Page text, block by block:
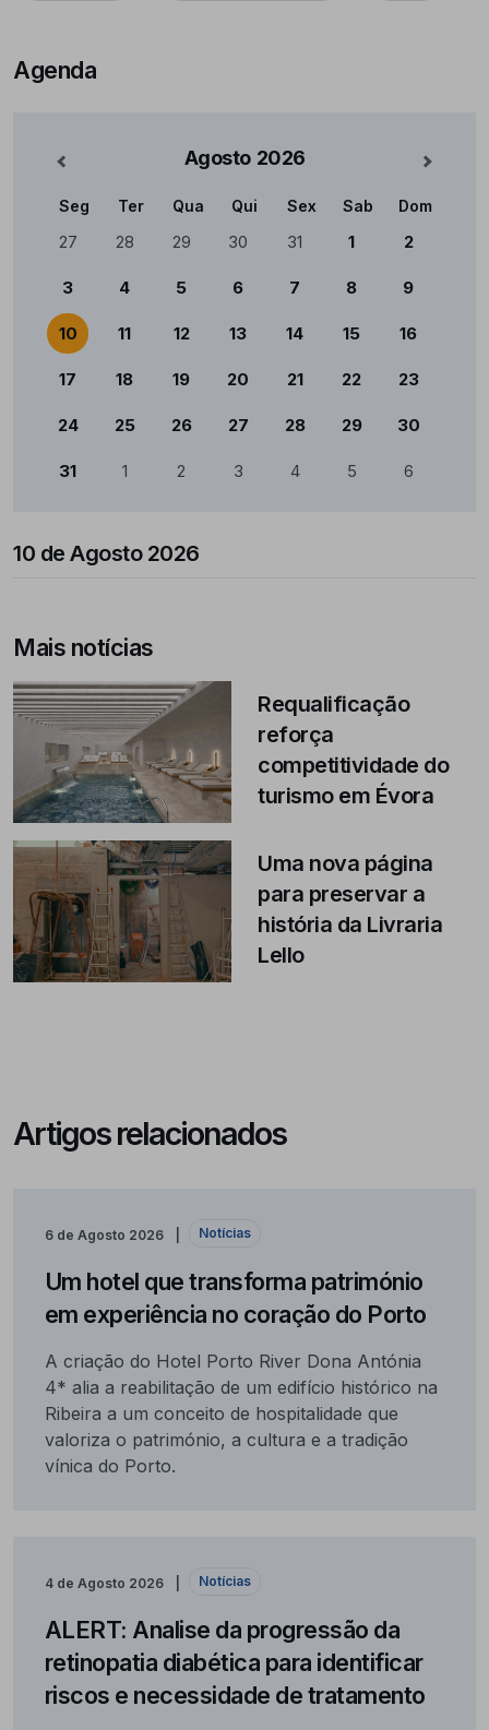
Agenda
Agosto 2026 Mês
Calendário
Seg Ter Qua Qui Sex Sab Dom
27 28 29 30 31 1 2
3 4 5 6 7 8 9
10 11 12 13 14 15 16
17 18 19 20 21 22 23
24 25 26 27 28 29 30
31 1 2 3 4 5 6
10 de Agosto 2026
Mais notícias
Requalificação
reforça
competitividade do
turismo em Évora
Uma nova página
para preservar a
história da Livraria
Lello
Artigos relacionados
6 de Agosto 2026 Notícias
Um hotel que transforma património
em experiência no coração do Porto
A criação do Hotel Porto River Dona Antónia
4* alia a reabilitação de um edifício histórico na
Ribeira a um conceito de hospitalidade que
valoriza o património, a cultura e a tradição
vínica do Porto.
4 de Agosto 2026 Notícias
ALERT: Analise da progressão da
retinopatia diabética para identificar
riscos e necessidade de tratamento